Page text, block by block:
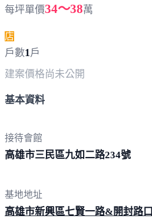
每坪單價34～38萬
店
戶數1 戶
建案價格尚未公開
基本資料
接待會館
高雄市三民區九如二路234號
基地地址
高雄市新興區七賢一路&開封路口